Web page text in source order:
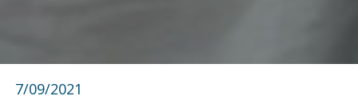
7/09/2021